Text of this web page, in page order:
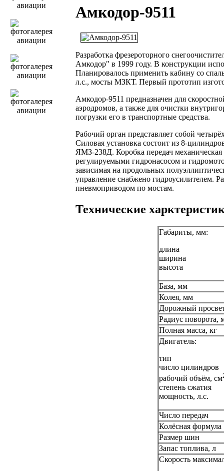
Амкодор-9511
Разработка фрезероторного
Амкодор" в 1999 году. В конструкции
Планировалось применить кабину со
л.с., мосты МЗКТ. Первый прототип
Амкодор-9511 предназначен для
аэродромов, а также для очистки
погрузки его в транспортные средства.
Рабочий орган представляет собой
Силовая установка состоит из 8-
ЯМЗ-238Д. Коробка передач механическая
регулируемыми гидронасосом и
зависимая на продольных
управление снабжено гидроусилителем.
пневмоприводом по мостам.
Технические
Габариты, мм:
длина
ширина
высота
База, мм
Колея, мм
Дорожный
Радиус поворота,
Полная масса, кг
Двигатель:
тип
число цилиндров
рабочий объём, см
степень сжатия
мощность, л.с.
Число передач
Колёсная формула
Размер шин
Запас топлива, л
Скорость